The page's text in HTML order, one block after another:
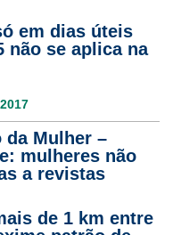
em dias úteis
não se aplica na
da Mulher –
mulheres não
a revistas
de 1 km entre